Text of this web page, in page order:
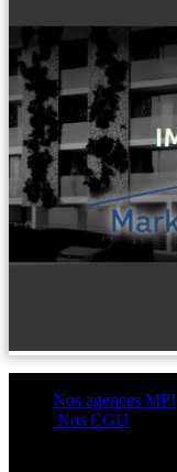
Nos agences MPI
Nos CGU